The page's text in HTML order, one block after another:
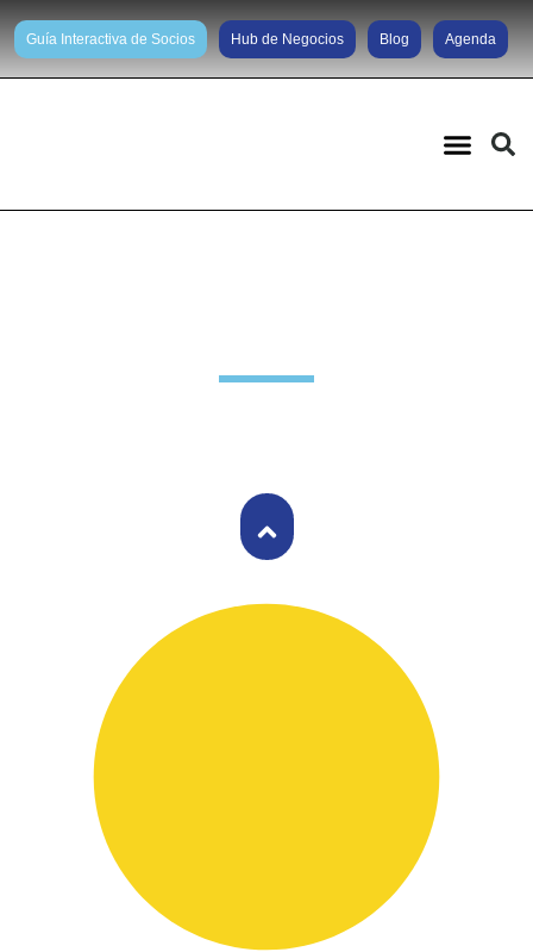
Guía Interactiva de Socios Hub de Negocios Blog Agenda